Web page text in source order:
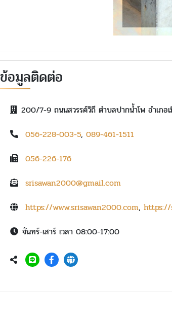
ข้อมูลติดต่อ
200/7-9 ถนนสวรรค์วิถี ตำบลปากน้ำโพ อำเภอ
056-228-003-5, 089-461-1511
056-226-176
srisawan2000@gmail.com
https://www.srisawan2000.com, https://
จันทร์-เสาร์ เวลา 08:00-17:00